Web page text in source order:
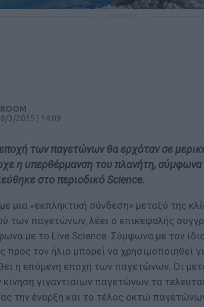
3/2025 | 14:09
των παγετώνων θα ερχόταν σε
η υπερθέρμανση του πλανήτη, σύμφωνα
στο περιοδικό Science.
μια «εκπληκτική σύνδεση» μεταξύ της
των παγετώνων, λέει ο επικεφαλής
με το Live Science. Σύμφωνα με τον
προς τον ήλιο μπορεί να χρησιμοποιηθεί
η επόμενη εποχή των παγετώνων. Οι
κίνηση γιγαντιαίων παγετώνων τα
την έναρξη και το τέλος οκτώ